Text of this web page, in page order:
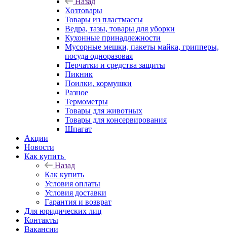
Хозтовары
Товары из пластмассы
Ведра, тазы, товары для уборки
Кухонные принадлежности
Мусорные мешки, пакеты майка, грипперы,
посуда одноразовая
Перчатки и средства защиты
Пикник
Поилки, кормушки
Разное
Термометры
Товары для животных
Товары для консервирования
Шпагат
Акции
Новости
Как купить
Назад
Как купить
Условия оплаты
Условия доставки
Гарантия и возврат
Для юридических лиц
Контакты
Вакансии